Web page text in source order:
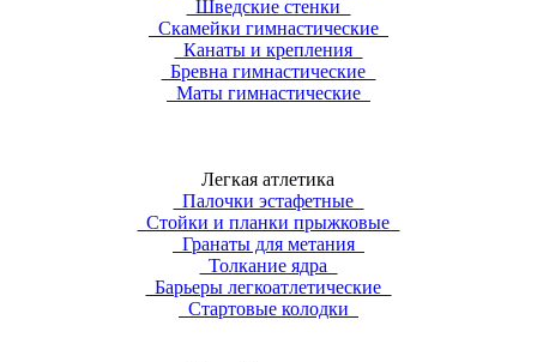
Шведские стенки
Скамейки гимнастические
Канаты и крепления
Бревна гимнастические
Маты гимнастические
Легкая атлетика
Палочки эстафетные
Стойки и планки прыжковые
Гранаты для метания
Толкание ядра
Барьеры легкоатлетические
Стартовые колодки